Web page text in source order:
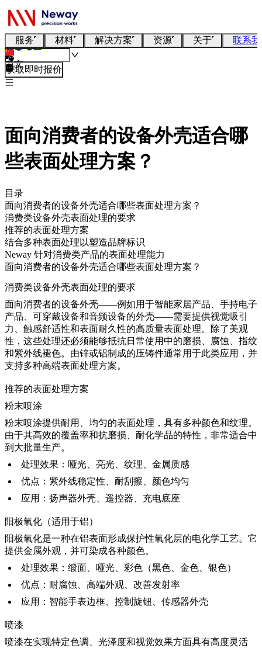
服务 材料 解决方案 资源 关于 联系
中文
获取即时报价
面向消费者的设备外壳适合哪
些表面处理方案？
目录
面向消费者的设备外壳适合哪些表面处理方案？
消费类设备外壳表面处理的要求
推荐的表面处理方案
结合多种表面处理以塑造品牌标识
Neway 针对消费类产品的表面处理能力
面向消费者的设备外壳适合哪些表面处理方案？
消费类设备外壳表面处理的要求
面向消费者的设备外壳——例如用于智能家居产品、手持电子
产品、可穿戴设备和音频设备的外壳——需要提供视觉吸引
力、触感舒适性和表面耐久性的高质量表面处理。除了美观
性，这些处理还必须能够抵抗日常使用中的磨损、腐蚀、指纹
和紫外线褪色。由锌或铝制成的压铸件通常用于此类应用，并
支持多种高端表面处理方案。
推荐的表面处理方案
粉末喷涂
粉末喷涂提供耐用、均匀的表面处理，具有多种颜色和纹理。
由于其高效的覆盖率和抗磨损、耐化学品的特性，非常适合中
到大批量生产。
处理效果：哑光、亮光、纹理、金属质感
优点：紫外线稳定性、耐刮擦、颜色均匀
应用：扬声器外壳、遥控器、充电底座
阳极氧化（适用于铝）
阳极氧化是一种在铝表面形成保护性氧化层的电化学工艺。它
提供金属外观，并可染成各种颜色。
处理效果：缎面、哑光、彩色（黑色、金色、银色）
优点：耐腐蚀、高端外观、改善发射率
应用：智能手表边框、控制旋钮、传感器外壳
喷漆
喷漆在实现特定色调、光泽度和视觉效果方面具有高度灵活